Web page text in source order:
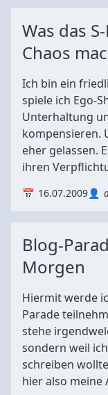
Was das
Chaos
Ich bin ein
spiele ich Ego-
Unterhaltung
kompensieren.
eher gelassen.
ihren
16.07.2009
Blog-
Morgen
Hiermit werde
Parade
stehe
sondern weil
schreiben
hier also meine